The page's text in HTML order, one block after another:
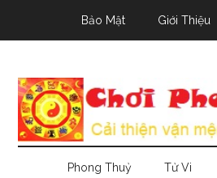
Bảo Mật Giới Thiệu
Phong Thuỷ Tử Vi